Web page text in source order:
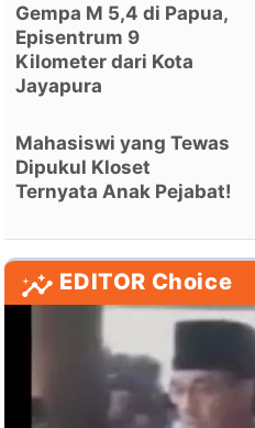
Gempa M 5,4 di Papua,
Episentrum 9
Kilometer dari Kota
Jayapura
Mahasiswi yang Tewas
Dipukul Kloset
Ternyata Anak Pejabat!
EDITOR Choice